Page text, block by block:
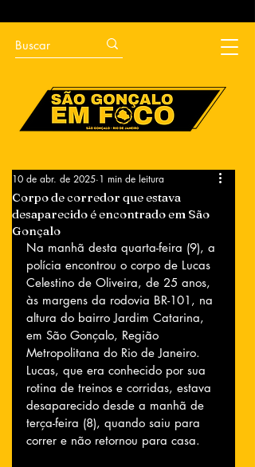
Corpo de corredor que estava
desaparecido é encontrado em São
Gonçalo
10 de abr. de 2025 1 min de leitura
Na manhã desta quarta-feira (9), a
polícia encontrou o corpo de Lucas
Celestino de Oliveira, de 25 anos,
às margens da rodovia BR-101, na
altura do bairro Jardim Catarina,
em São Gonçalo, Região
Metropolitana do Rio de Janeiro.
Lucas, que era conhecido por sua
rotina de treinos e corridas, estava
desaparecido desde a manhã de
terça-feira (8), quando saiu para
correr e não retornou para casa.